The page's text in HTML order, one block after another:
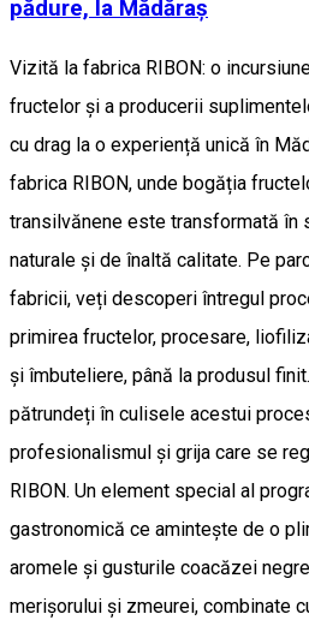
pădure, la Mădăraș
Vizită la fabrica RIBON: o
fructelor și a producerii
cu drag la o experiență unică în
fabrica RIBON, unde bogăția
transilvănene este transformată în
naturale și de înaltă calitate. Pe
fabricii, veți descoperi întregul
primirea fructelor, procesare,
și îmbuteliere, până la produsul
pătrundeți în culisele acestui
profesionalismul și grija care se
RIBON. Un element special al
gastronomică ce amintește de o
aromele și gusturile coacăzei
merişorului și zmeurei, combinate